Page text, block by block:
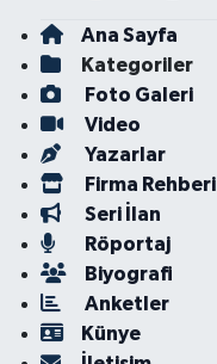
Ana Sayfa
Kategoriler
Foto Galeri
Video
Yazarlar
Firma Rehberi
Seri İlan
Röportaj
Biyografi
Anketler
Künye